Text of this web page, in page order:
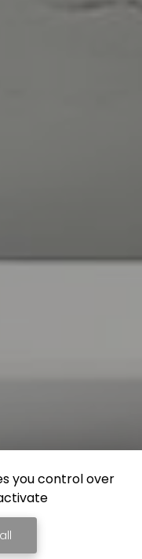
you control over